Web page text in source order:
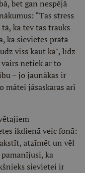
bet gan nespējā
“Tas stress
ka tev tas trauks
ka sievietes prātā
viss kaut kā", līdz
netiek ar to
– jo jaunākas ir
mātei jāsaskaras arī
ikdienā veic fonā:
atzīmēt un vēl
pamanījusi, ka
sievietei ir